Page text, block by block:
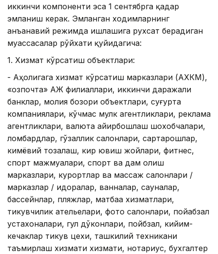
иккинчи компоненти эса 1 сентябрга қадар
эмланиш керак. Эмланган ходимларнинг
анъанавий режимда ишлашига рухсат берадиган
муассасалар рўйхати қуйидагича:
1. Хизмат кўрсатиш объектлари:
- Аҳолигага хизмат кўрсатиш марказлари (АХКМ),
«Қозпочта» АЖ филиаллари, иккинчи даражали
банклар, молия бозори объектлари, суғурта
компаниялари, кўчмас мулк агентликлари, реклама
агентликлари, валюта айирбошлаш шохобчалари,
ломбардлар, гўзаллик салонлари, сартарошлар,
кимёвий тозалаш, кир ювиш жойлари, фитнес,
спорт мажмуалари, спорт ва дам олиш
марказлари, курортлар ва массаж салонлари /
марказлар / идоралар, ванналар, сауналар,
бассейнлар, пляжлар, матбаа хизматлари,
тикувчилик ательелари, фото салонлари, пойабзал
устахоналари, гул дўконлари, пойбзал, кийим-
кечаклар тикув цехи, ташкилий техникани
таъмирлаш хизмати хизмати, нотариус, бухгалтер